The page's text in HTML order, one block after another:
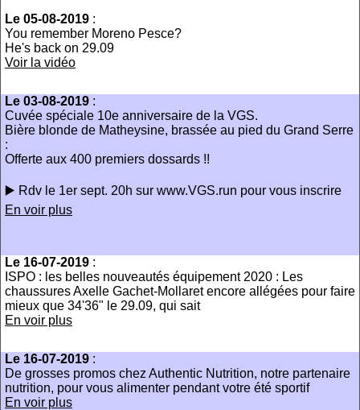
Le 05-08-2019 :
You remember Moreno Pesce?
He's back on 29.09
Voir la vidéo
Le 03-08-2019 :
Cuvée spéciale 10e anniversaire de la VGS.
Bière blonde de Matheysine, brassée au pied du Grand Serre
:
Offerte aux 400 premiers dossards !!
▶️ Rdv le 1er sept. 20h sur www.VGS.run pour vous inscrire
En voir plus
Le 16-07-2019 :
ISPO : les belles nouveautés équipement 2020 : Les
chaussures Axelle Gachet-Mollaret encore allégées pour faire
mieux que 34'36" le 29.09, qui sait
En voir plus
Le 16-07-2019 :
De grosses promos chez Authentic Nutrition, notre partenaire
nutrition, pour vous alimenter pendant votre été sportif
En voir plus